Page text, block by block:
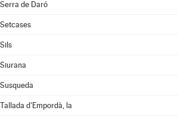
Serra de Daró
Setcases
Sils
Siurana
Susqueda
Tallada d'Empordà, la